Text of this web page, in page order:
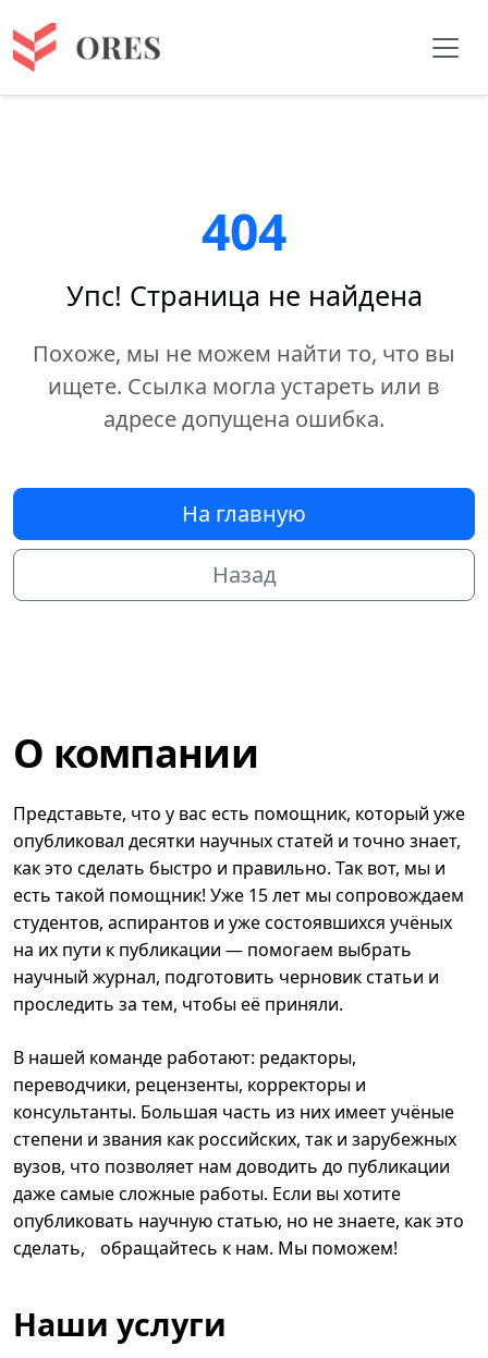
404
Упс! Страница не найдена
Похоже, мы не можем найти то, что вы
ищете. Ссылка могла устареть или в
адресе допущена ошибка.
На главную
Назад
О компании
Представьте, что у вас есть помощник, который уже
опубликовал десятки научных статей и точно знает,
как это сделать быстро и правильно. Так вот, мы и
есть такой помощник! Уже 15 лет мы сопровождаем
студентов, аспирантов и уже состоявшихся учёных
на их пути к публикации — помогаем выбрать
научный журнал, подготовить черновик статьи и
проследить за тем, чтобы её приняли.
В нашей команде работают: редакторы,
переводчики, рецензенты, корректоры и
консультанты. Большая часть из них имеет учёные
степени и звания как российских, так и зарубежных
вузов, что позволяет нам доводить до публикации
даже самые сложные работы. Если вы хотите
опубликовать научную статью, но не знаете, как это
сделать, обращайтесь к нам. Мы поможем!
Наши услуги